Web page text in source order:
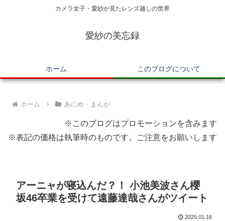
カメラ女子・愛紗が見たレンズ越しの世界
愛紗の美忘録
ホーム このブログについて
ホーム あにめ・まんが
※このブログはプロモーションを含みます
※表記の価格は執筆時のものです。ご注意をお願いします
アーニャが寝込んだ？！ 小池美波さん櫻
坂46卒業を受けて遠藤達哉さんがツイート
2025.01.16